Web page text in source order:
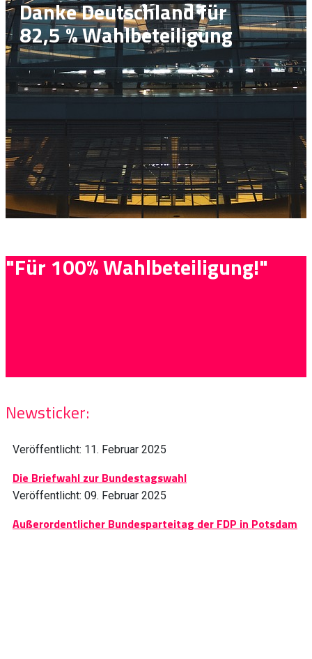
Danke Deutschland für
82,5 % Wahlbeteiligung
"Für 100% Wahlbeteiligung!"
Newsticker:
Veröffentlicht: 11. Februar 2025
Die Briefwahl zur Bundestagswahl
Veröffentlicht: 09. Februar 2025
Außerordentlicher Bundesparteitag der FDP in Potsdam